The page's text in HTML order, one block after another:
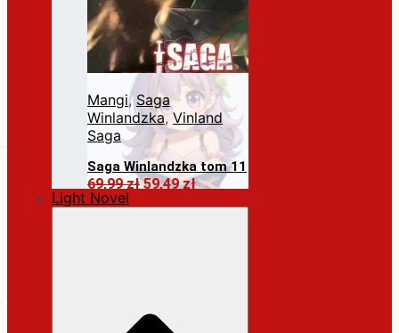
Mangi, Saga
Winlandzka, Vinland
Saga
Saga Winlandzka tom 11
69,99złPierwotna
59,49złAktualna
Dodaj do koszyka
Light Novel